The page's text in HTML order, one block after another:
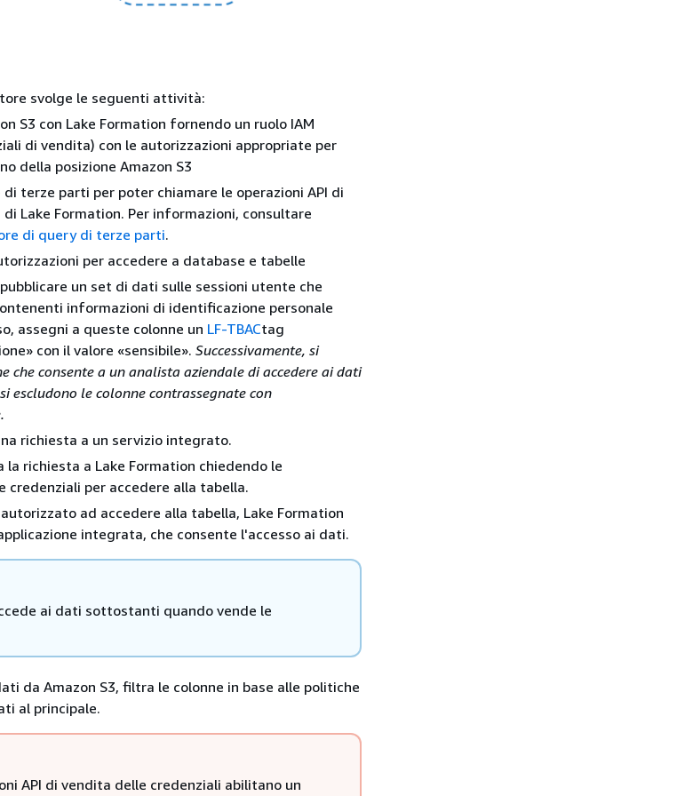
svolge le seguenti attività:
S3 con Lake Formation fornendo un ruolo IAM
di vendita) con le autorizzazioni appropriate per
della posizione Amazon S3
terze parti per poter chiamare le operazioni API di
Lake Formation. Per informazioni, consultare
di query di terze parti.
per accedere a database e tabelle
un set di dati sulle sessioni utente che
informazioni di identificazione personale
assegni a queste colonne un LF-TBACtag
con il valore «sensibile». Successivamente, si
che consente a un analista aziendale di accedere ai dati
escludono le colonne contrassegnate con
richiesta a un servizio integrato.
richiesta a Lake Formation chiedendo le
credenziali per accedere alla tabella.
ad accedere alla tabella, Lake Formation
integrata, che consente l'accesso ai dati.
ai dati sottostanti quando vende le
da Amazon S3, filtra le colonne in base alle politiche
al principale.
API di vendita delle credenziali abilitano un